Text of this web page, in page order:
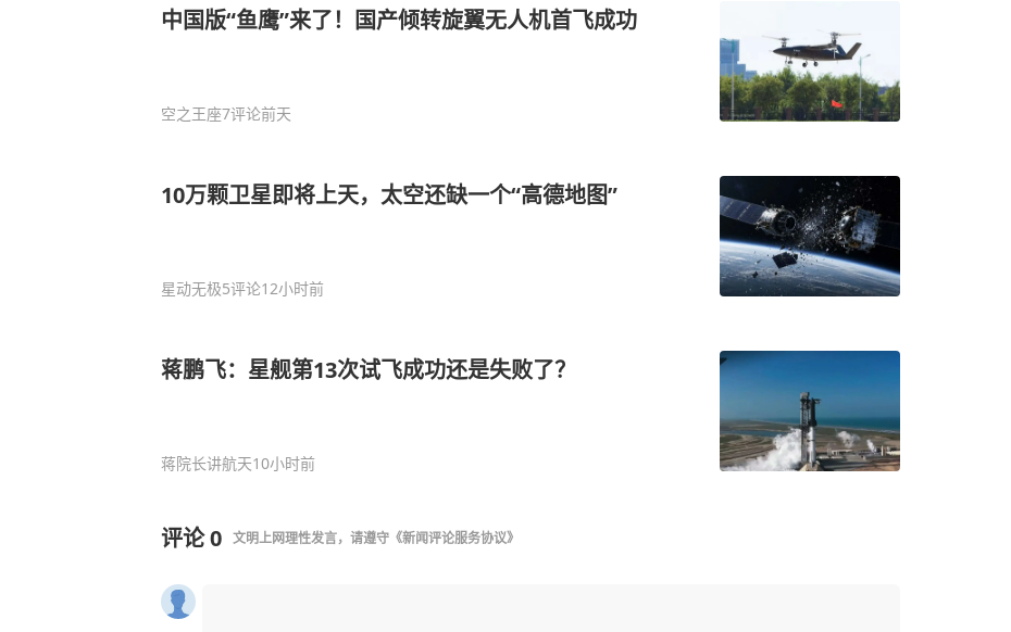
中国版“鱼鹰”来了！国产倾转旋翼无人机首飞成功
空之王座7评论前天
10万颗卫星即将上天，太空还缺一个“高德地图”
星动无极5评论12小时前
蒋鹏飞：星舰第13次试飞成功还是失败了？
蒋院长讲航天10小时前
评论0 文明上网理性发言，请遵守 《新闻评论服务协议》